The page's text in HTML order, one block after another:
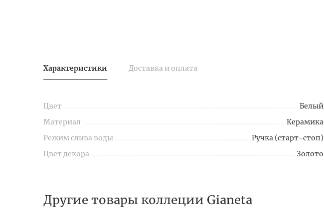
Характеристики Доставка и оплата
Цвет
Белый
Материал
Керамика
Режим слива воды
Ручка (старт-стоп)
Цвет декора
Золото
Другие товары коллеции Gianeta